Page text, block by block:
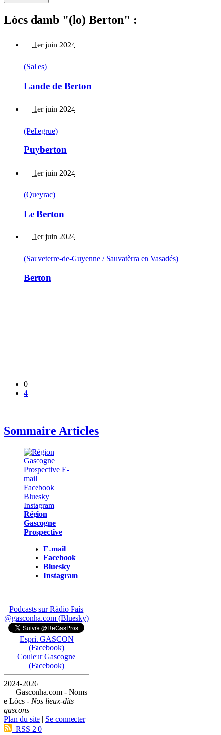
Lòcs damb "(lo) Berton" :
1er juin 2024
(Salles)
Lande de Berton
1er juin 2024
(Pellegrue)
Puyberton
1er juin 2024
(Queyrac)
Le Berton
1er juin 2024
(Sauveterre-de-Guyenne / Sauvatèrra en Vasadés)
Berton
0
4
Sommaire Articles
Région
Gascogne
Prospective
E-mail
Facebook
Bluesky
Instagram
Podcasts sur Ràdio País
@gasconha.com (Bluesky)
Esprit GASCON
(Facebook)
Couleur Gascogne
(Facebook)
2024-2026
— Gasconha.com - Noms
e Lòcs - Nos lieux-dits
gascons
Plan du site | Se connecter|
RSS 2.0